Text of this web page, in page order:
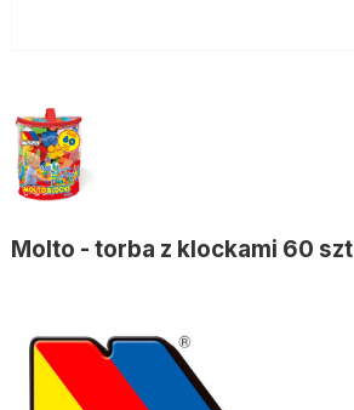
Molto - torba z klockami 60 szt